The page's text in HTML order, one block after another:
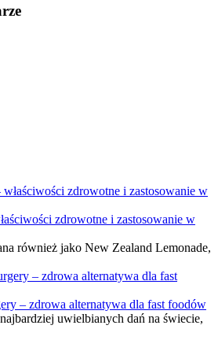
zdrowotne i zastosowanie w
również jako New Zealand Lemonade,
– zdrowa alternatywa dla fast foodów
uwielbianych dań na świecie,